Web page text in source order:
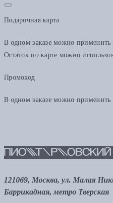
Подарочная карта
В одном заказе можно применить
Остаток по карте можно
Промокод
В одном заказе можно применить
121069, Москва, ул. Малая
Баррикадная, метро Тверская